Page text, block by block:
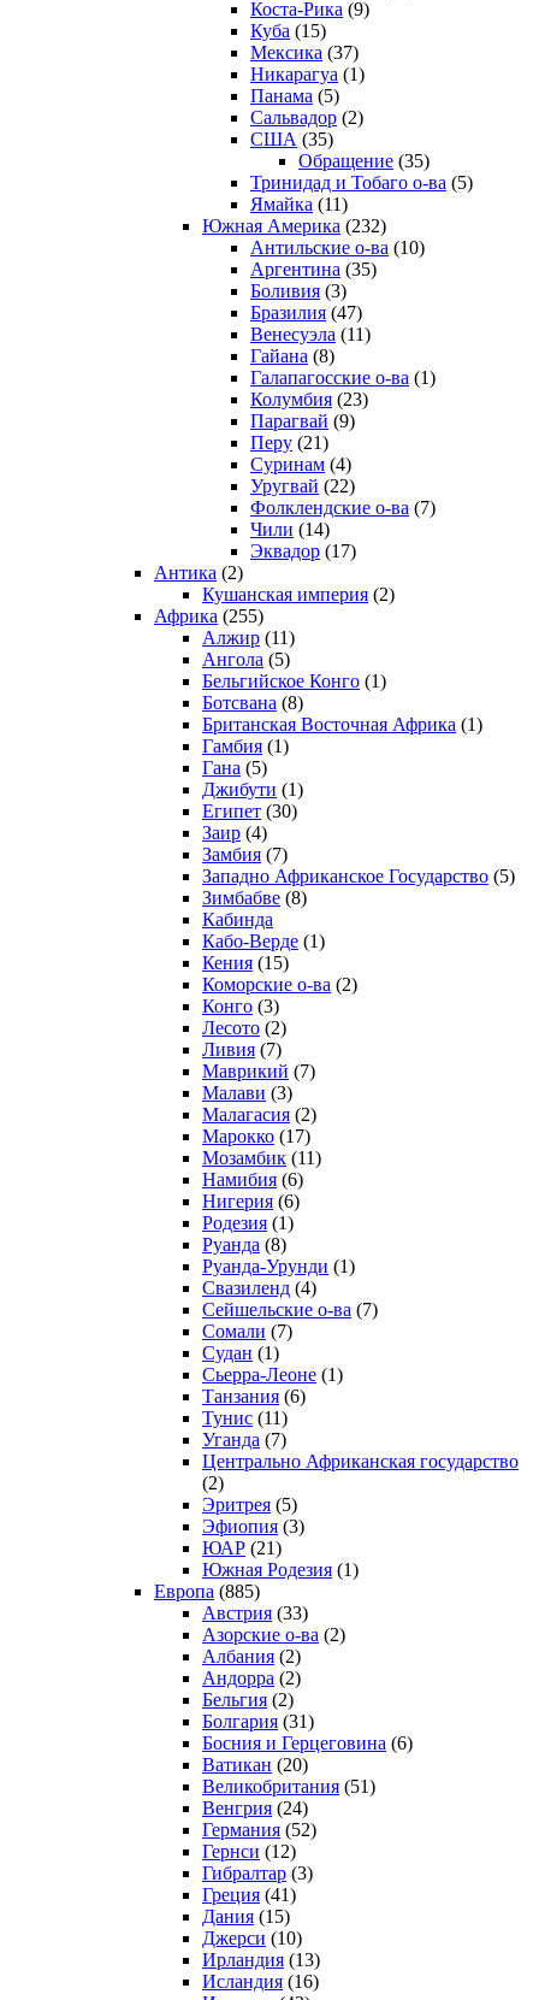
Коста-Рика (9)
Куба (15)
Мексика (37)
Никарагуа (1)
Панама (5)
Сальвадор (2)
США (35)
Обращение (35)
Тринидад и Тобаго о-ва (5)
Ямайка (11)
Южная Америка (232)
Антильские о-ва (10)
Аргентина (35)
Боливия (3)
Бразилия (47)
Венесуэла (11)
Гайана (8)
Галапагосские о-ва (1)
Колумбия (23)
Парагвай (9)
Перу (21)
Суринам (4)
Уругвай (22)
Фолклендские о-ва (7)
Чили (14)
Эквадор (17)
Антика (2)
Кушанская империя (2)
Африка (255)
Алжир (11)
Ангола (5)
Бельгийское Конго (1)
Ботсвана (8)
Британская Восточная Африка (1)
Гамбия (1)
Гана (5)
Джибути (1)
Египет (30)
Заир (4)
Замбия (7)
Западно Африканское Государство (5)
Зимбабве (8)
Кабинда
Кабо-Верде (1)
Кения (15)
Коморские о-ва (2)
Конго (3)
Лесото (2)
Ливия (7)
Маврикий (7)
Малави (3)
Малагасия (2)
Марокко (17)
Мозамбик (11)
Намибия (6)
Нигерия (6)
Родезия (1)
Руанда (8)
Руанда-Урунди (1)
Свазиленд (4)
Сейшельские о-ва (7)
Сомали (7)
Судан (1)
Сьерра-Леоне (1)
Танзания (6)
Тунис (11)
Уганда (7)
Центрально Африканская государство
(2)
Эритрея (5)
Эфиопия (3)
ЮАР (21)
Южная Родезия (1)
Европа (885)
Австрия (33)
Азорские о-ва (2)
Албания (2)
Андорра (2)
Бельгия (2)
Болгария (31)
Босния и Герцеговина (6)
Ватикан (20)
Великобритания (51)
Венгрия (24)
Германия (52)
Гернси (12)
Гибралтар (3)
Греция (41)
Дания (15)
Джерси (10)
Ирландия (13)
Исландия (16)